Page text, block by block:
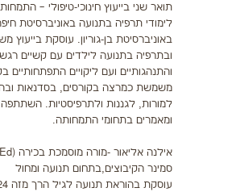
תואר שני בייעוץ חינוכי-טיפולי –
לימודי תרפיה בתנועה באוניברסיטת
באוניברסיטת בן-גוריון. עוסקת בייעוץ
ובתרפיה בתנועה לילדים עם קשיים
והתנהגותיים ועם ליקויים התפתחותיים
משמשת כמרצה בקורסים, בסדנאות
למורות, לגננות ולתרפיסטיות.
ומאמרים בתחומי התמחותה.
סמינר הקיבוצים,בתחום תנועה ומחול
עוסקת בהוראת תנועה לגיל הרך מזה 24 שנים